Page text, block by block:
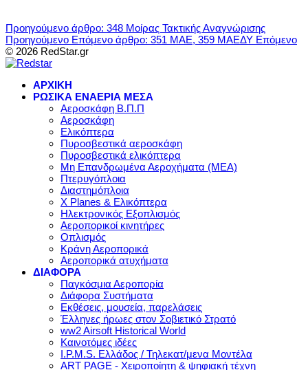
Προηγούμενο άρθρο: 348 Μοίρας Τακτικής Αναγνώρισης
Προηγούμενο Επόμενο άρθρο: 351 ΜΑΕ, 359 ΜΑΕΔΥ Επόμενο
© 2026 RedStar.gr
ΑΡΧΙΚΗ
ΡΩΣΙΚΑ ΕΝΑΕΡΙΑ ΜΕΣΑ
Αεροσκάφη Β.Π.Π
Αεροσκάφη
Ελικόπτερα
Πυροσβεστικά αεροσκάφη
Πυροσβεστικά ελικόπτερα
Μη Επανδρωμένα Αεροχήματα (ΜΕΑ)
Πτερυγόπλοια
Διαστημόπλοια
X Planes & Ελικόπτερα
Ηλεκτρονικός Εξοπλισμός
Αεροπορικοί κινητήρες
Οπλισμός
Κράνη Αεροπορικά
Αεροπορικά ατυχήματα
ΔΙΑΦΟΡΑ
Παγκόσμια Αεροπορία
Διάφορα Συστήματα
Εκθέσεις, μουσεία, παρελάσεις
Έλληνες ήρωες στον Σοβιετικό Στρατό
ww2 Airsoft Historical World
Καινοτόμες ιδέες
I.P.M.S. Ελλάδος / Τηλεκατ/μενα Μοντέλα
ART PAGE - Χειροποίητη & ψηφιακή τέχνη